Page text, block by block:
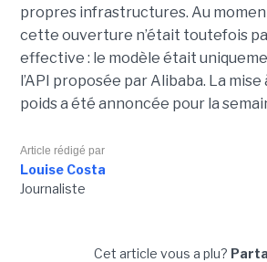
propres infrastructures. Au
cette ouverture n’était toutefois
effective : le modèle était
l’API proposée par Alibaba. La
poids a été annoncée pour la
Article rédigé par
Louise Costa
Journaliste
Cet article vous a plu?